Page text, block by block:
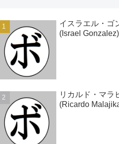
イスラエル・ゴ
(Israel Gonzalez)
リカルド・マラ
(Ricardo